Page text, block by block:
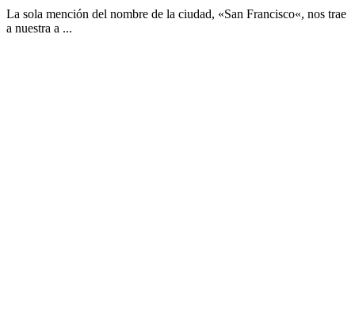
La sola mención del nombre de la ciudad, «San Francisco«, nos trae
a nuestra a ...